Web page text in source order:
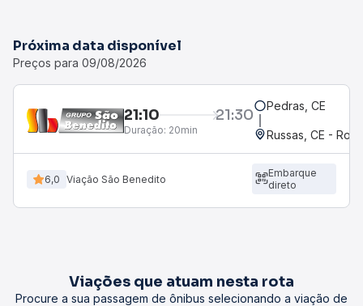
Próxima data disponível
Preços para 09/08/2026
21:10 21:30
Duração: 20min
Pedras, CE
Russas, CE -
6,0 Viação São Benedito
Embarque
direto
Viações que atuam nesta rota
Procure a sua passagem de ônibus selecionando a viação de